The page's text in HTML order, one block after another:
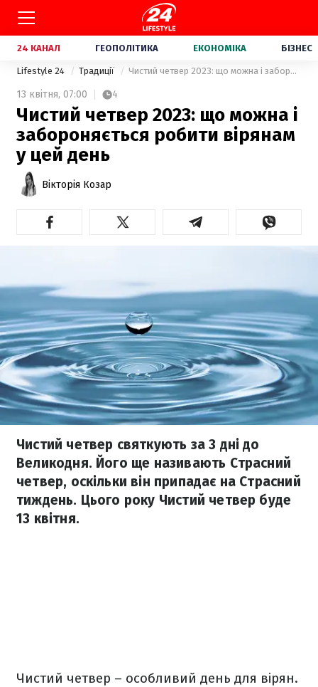
24 КАНАЛ ГЕОПОЛІТИКА ЕКОНОМІКА БІЗНЕС
Lifestyle 24 Традиції Чистий четвер 2023: що можна і забороняється робити вірянам у цей день
13 квітня, 07:00 4
Чистий четвер 2023: що можна і
забороняється робити вірянам
у цей день
Вікторія Козар
Чистий четвер святкують за 3 дні до
Великодня. Його ще називають Страсний
четвер, оскільки він припадає на Страсний
тиждень. Цього року Чистий четвер буде
13 квітня.
Чистий четвер – особливий день для вірян.